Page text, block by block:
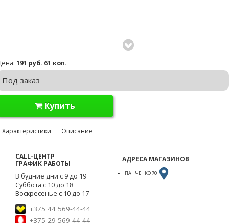
191 руб. 61 коп.
Под заказ
Купить
Характеристики Описание
CALL-ЦЕНТР
ГРАФИК РАБОТЫ
В будние дни с 9 до 19
Суббота с 10 до 18
Воскресенье с 10 до 17
+375 44 569-44-44
+375 29 569-44-44
АДРЕСА МАГАЗИНОВ
ПАНЧЕНКО 70